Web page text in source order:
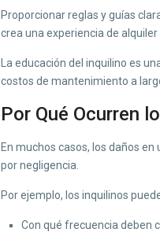
Proporcionar reglas y guías
crea una experiencia de
La educación del inquilino es
costos de mantenimiento a
Por Qué Ocurren
En muchos casos, los daños
por negligencia.
Por ejemplo, los inquilinos
Con qué frecuencia deben